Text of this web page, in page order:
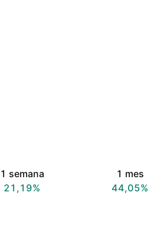
1 semana
21,19%
1 mes
44,05%